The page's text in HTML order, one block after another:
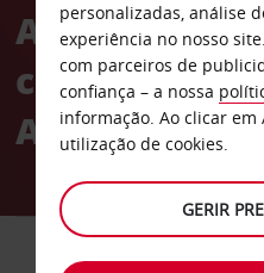
AvisAluguer de
carros
Alvedro
CARRO
personalizadas, análise
experiência no nosso
com parceiros de
confiança – a nossa
informação. Ao clicar em
utilização de cookies.
GERIR